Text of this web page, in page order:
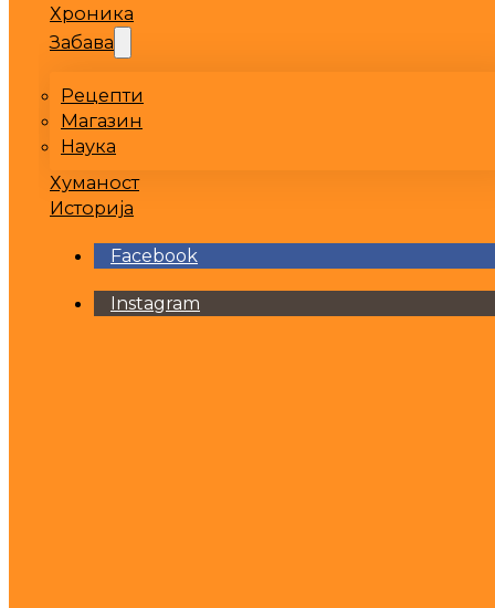
Хроника
Забава
Рецепти
Магазин
Наука
Хуманост
Историја
Facebook
Instagram